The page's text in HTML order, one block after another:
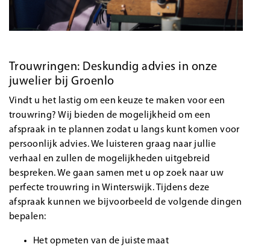
Trouwringen: Deskundig advies in onze
juwelier bij Groenlo
Vindt u het lastig om een keuze te maken voor een
trouwring? Wij bieden de mogelijkheid om een
afspraak in te plannen zodat u langs kunt komen voor
persoonlijk advies. We luisteren graag naar jullie
verhaal en zullen de mogelijkheden uitgebreid
bespreken. We gaan samen met u op zoek naar uw
perfectetrouwring in Winterswijk. Tijdens deze
afspraak kunnen we bijvoorbeeld de volgende dingen
bepalen:
Het opmeten van de juiste maat